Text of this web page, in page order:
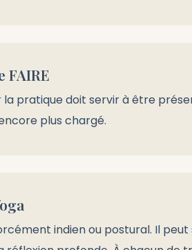
FAIRE
la pratique doit servir à être
plus chargé.
indien ou postural. Il